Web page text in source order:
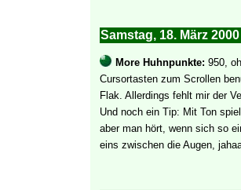
Samstag, 18. März 2000
More Huhnpunkte: 950,
Cursortasten zum Scrollen
Flak. Allerdings fehlt mir der
Und noch ein Tip: Mit Ton
aber man hört, wenn sich so
eins zwischen die Augen,